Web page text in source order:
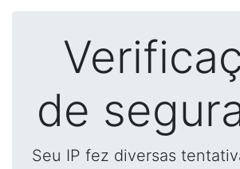
de
Seu IP fez diversas